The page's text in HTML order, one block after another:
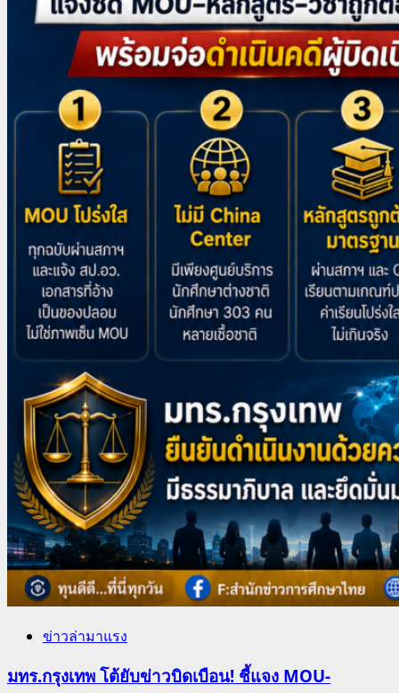
ข่าวล่ามาแรง
มทร.กรุงเทพ โต้ยับข่าวบิดเบือน! ชี้แจง MOU-